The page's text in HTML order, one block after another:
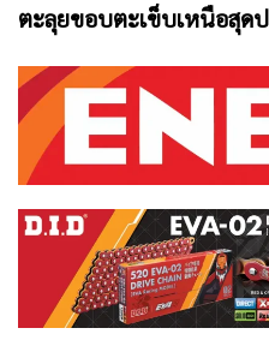
ตะลุยขอบตะเข็บเหนือสุด